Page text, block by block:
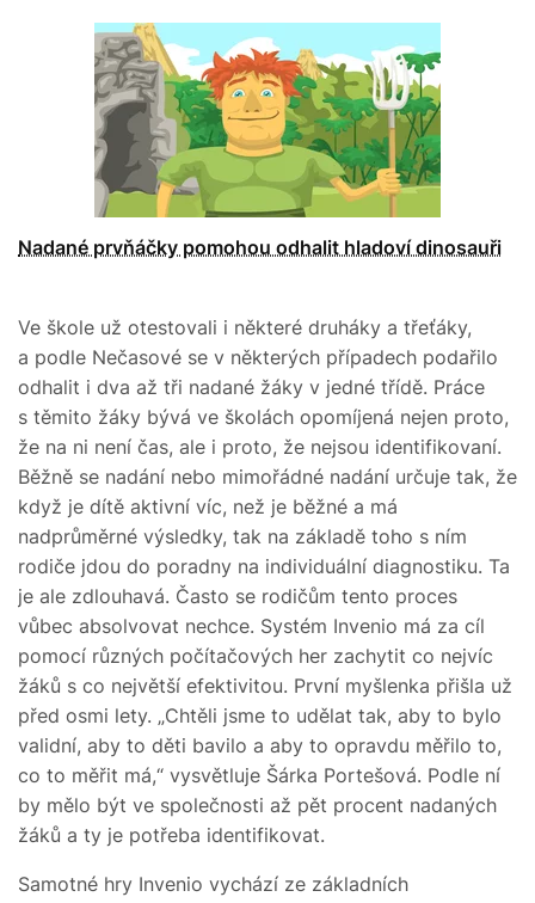
Nadané prvňáčky pomohou odhalit hladoví dinosauři
Ve škole už otestovali i některé druháky a třeťáky,
a podle Nečasové se v některých případech podařilo
odhalit i dva až tři nadané žáky v jedné třídě. Práce
s těmito žáky bývá ve školách opomíjená nejen proto,
že na ni není čas, ale i proto, že nejsou identifikovaní.
Běžně se nadání nebo mimořádné nadání určuje tak, že
když je dítě aktivní víc, než je běžné a má
nadprůměrné výsledky, tak na základě toho s ním
rodiče jdou do poradny na individuální diagnostiku. Ta
je ale zdlouhavá. Často se rodičům tento proces
vůbec absolvovat nechce. Systém Invenio má za cíl
pomocí různých počítačových her zachytit co nejvíc
žáků s co největší efektivitou. První myšlenka přišla už
před osmi lety. „Chtěli jsme to udělat tak, aby to bylo
validní, aby to děti bavilo a aby to opravdu měřilo to,
co to měřit má,“ vysvětluje Šárka Portešová. Podle ní
by mělo být ve společnosti až pět procent nadaných
žáků a ty je potřeba identifikovat.
Samotné hry Invenio vychází ze základních